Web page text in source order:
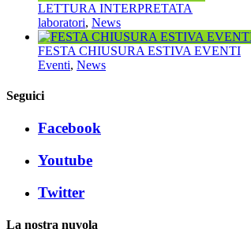
LETTURA INTERPRETATA
laboratori, News
FESTA CHIUSURA ESTIVA EVENTI
Eventi, News
Seguici
Facebook
Youtube
Twitter
La nostra nuvola